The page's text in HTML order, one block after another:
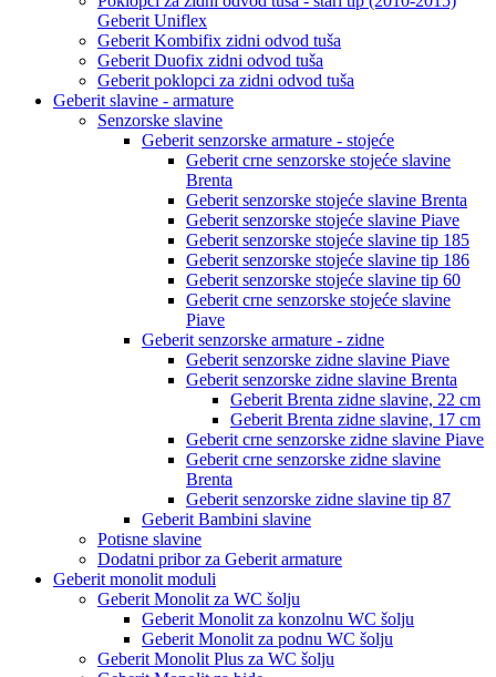
Geberit Uniflex
Geberit Kombifix zidni odvod tuša
Geberit Duofix zidni odvod tuša
Geberit poklopci za zidni odvod tuša
Geberit slavine - armature
Senzorske slavine
Geberit senzorske armature - stojeće
Geberit crne senzorske stojeće slavine
Brenta
Geberit senzorske stojeće slavine Brenta
Geberit senzorske stojeće slavine Piave
Geberit senzorske stojeće slavine tip 185
Geberit senzorske stojeće slavine tip 186
Geberit senzorske stojeće slavine tip 60
Geberit crne senzorske stojeće slavine
Piave
Geberit senzorske armature - zidne
Geberit senzorske zidne slavine Piave
Geberit senzorske zidne slavine Brenta
Geberit Brenta zidne slavine, 22 cm
Geberit Brenta zidne slavine, 17 cm
Geberit crne senzorske zidne slavine Piave
Geberit crne senzorske zidne slavine
Brenta
Geberit senzorske zidne slavine tip 87
Geberit Bambini slavine
Potisne slavine
Dodatni pribor za Geberit armature
Geberit monolit moduli
Geberit Monolit za WC šolju
Geberit Monolit za konzolnu WC šolju
Geberit Monolit za podnu WC šolju
Geberit Monolit Plus za WC šolju